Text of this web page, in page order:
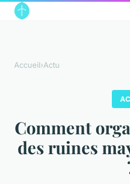
Accueil›Actu
Comment
des ruines